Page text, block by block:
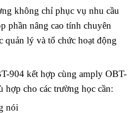
không chỉ phục vụ nhu cầu
phần nâng cao tính chuyên
quản lý và tổ chức hoạt động
904 kết hợp cùng amply OBT-
hợp cho các trường học cần:
nói